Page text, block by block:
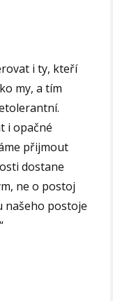
i ty, kteří
my, a tím
i opačné
přijmout
dostane
ne o postoj
našeho postoje